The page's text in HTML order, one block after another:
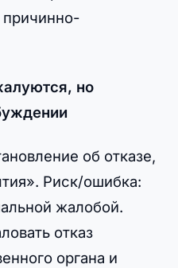
причинно-
но
об отказе,
Риск/ошибка:
жалобой.
отказ
органа и